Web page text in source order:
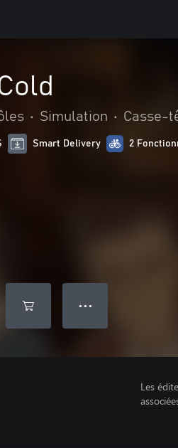
• Simulation • Casse-
Smart Delivery 2
● ● ●
Les